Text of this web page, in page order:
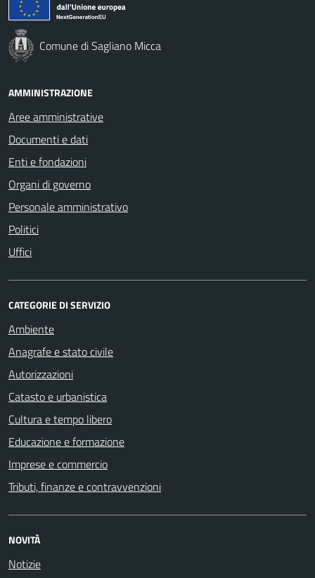
Comune di Sagliano Micca
AMMINISTRAZIONE
Aree amministrative
Documenti e dati
Enti e fondazioni
Organi di governo
Personale amministrativo
Politici
Uffici
CATEGORIE DI SERVIZIO
Ambiente
Anagrafe e stato civile
Autorizzazioni
Catasto e urbanistica
Cultura e tempo libero
Educazione e formazione
Imprese e commercio
Tributi, finanze e contravvenzioni
NOVITÀ
Notizie